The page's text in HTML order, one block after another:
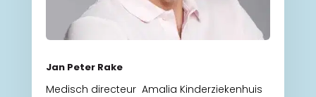
Jan Peter Rake
Medisch directeur Amalia Kinderziekenhuis